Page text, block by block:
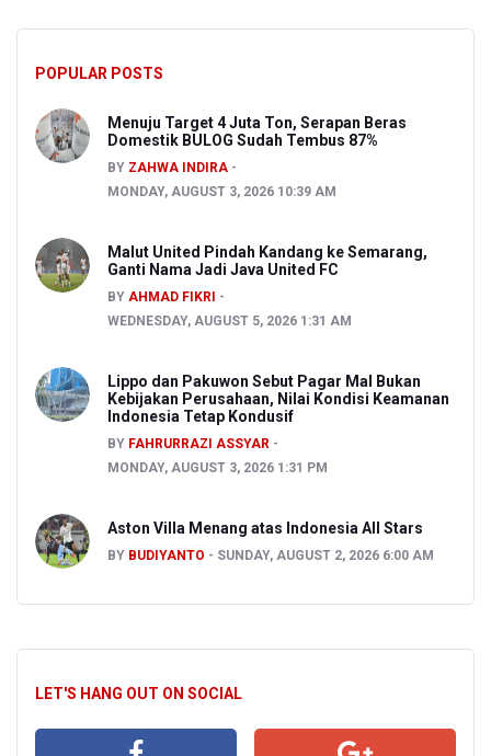
POPULAR POSTS
Menuju Target 4 Juta Ton, Serapan Beras
Domestik BULOG Sudah Tembus 87%
BY ZAHWA INDIRA
MONDAY, AUGUST 3, 2026 10:39 AM
Malut United Pindah Kandang ke Semarang,
Ganti Nama Jadi Java United FC
BY AHMAD FIKRI
WEDNESDAY, AUGUST 5, 2026 1:31 AM
Lippo dan Pakuwon Sebut Pagar Mal Bukan
Kebijakan Perusahaan, Nilai Kondisi Keamanan
Indonesia Tetap Kondusif
BY FAHRURRAZI ASSYAR
MONDAY, AUGUST 3, 2026 1:31 PM
Aston Villa Menang atas Indonesia All Stars
BY BUDIYANTO SUNDAY, AUGUST 2, 2026 6:00 AM
LET'S HANG OUT ON SOCIAL